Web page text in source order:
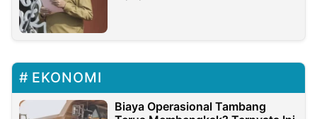
EKONOMI
Biaya Operasional Tambang